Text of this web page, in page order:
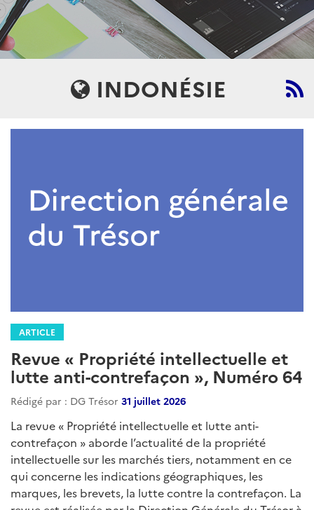
INDONÉSIE
ARTICLE
Revue « Propriété intellectuelle et
lutte anti-contrefaçon », Numéro 64
Rédigé par : DG Trésor 31 juillet 2026
La revue « Propriété intellectuelle et lutte anti-
contrefaçon » aborde l’actualité de la propriété
intellectuelle sur les marchés tiers, notamment en ce
qui concerne les indications géographiques, les
marques, les brevets, la lutte contre la contrefaçon. La